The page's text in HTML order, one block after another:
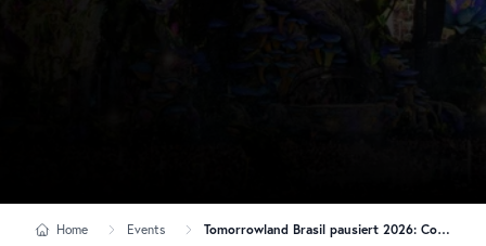
Home Events Tomorrowland Brasil pausiert 2026: Comeback mit neuer Mainstage 2027